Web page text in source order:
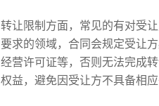
转让限制方面，常见的有对受
要求的领域，合同会规定受让
经营许可证等，否则无法完成
权益，避免因受让方不具备相